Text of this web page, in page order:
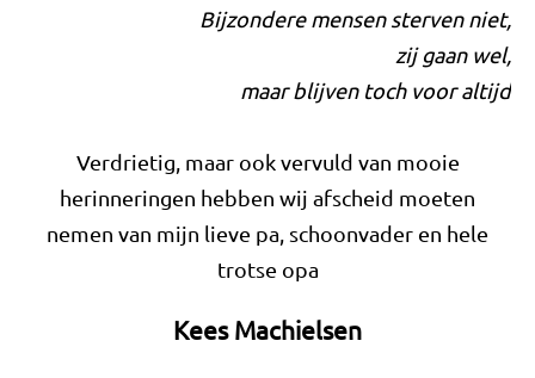
Bijzondere mensen sterven niet,
zij gaan wel,
maar blijven toch voor altijd
Verdrietig, maar ook vervuld van mooie
herinneringen hebben wij afscheid moeten
nemen van mijn lieve pa, schoonvader en hele
trotse opa
Kees Machielsen